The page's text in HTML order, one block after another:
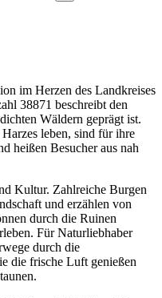
im Herzen des Landkreises
38871 beschreibt den
Wäldern geprägt ist.
leben, sind für ihre
heißen Besucher aus nah
Kultur. Zahlreiche Burgen
und erzählen von
durch die Ruinen
Für Naturliebhaber
durch die
die frische Luft genießen